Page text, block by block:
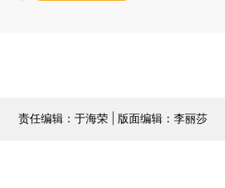
责任编辑：于海荣 | 版面编辑：李丽莎